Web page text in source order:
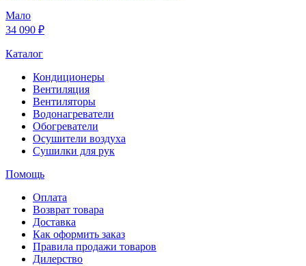
Мало
34 090 ₽
Каталог
Кондиционеры
Вентиляция
Вентиляторы
Водонагреватели
Обогреватели
Осушители воздуха
Сушилки для рук
Помощь
Оплата
Возврат товара
Доставка
Как оформить заказ
Правила продажи товаров
Дилерство